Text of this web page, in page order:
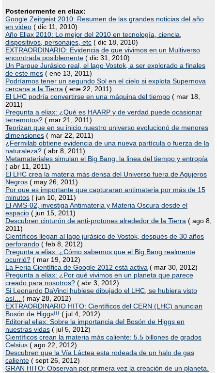
Posteriormente en eliax:
Google Zeitgeist 2010: Resumen de las grandes noticias del año
en video ( dic 11, 2010)
Año Eliax 2010: Lo mejor del 2010 en tecnología, ciencia,
dispositivos, personajes, etc ( dic 18, 2010)
EXTRAORDINARIO: Evidencia de que vivimos en un Multiverso
encontrada posiblemente ( dic 31, 2010)
Un Parque Jurásico real, el lago Vostok, a ser explorado a finales
de este mes ( ene 13, 2011)
Podríamos tener un segundo Sol en el cielo si explota Supernova
cercana a la Tierra ( ene 22, 2011)
El LHC podría convertirse en una máquina del tiempo ( mar 18,
2011)
Pregunta a eliax: ¿Qué es HAARP y de verdad puede ocasionar
terremotos? ( mar 21, 2011)
Teorizan que en su inicio nuestro universo evolucionó de menores
dimensiones ( mar 22, 2011)
¿Fermilab obtiene evidencia de una nueva partícula o fuerza de la
naturaleza? ( abr 8, 2011)
Metamateriales simulan el Big Bang, la linea del tiempo y entropía
( abr 11, 2011)
El LHC crea la materia más densa del Universo fuera de Agujeros
Negros ( may 26, 2011)
Por que es importante que capturaran antimateria por más de 15
minutos ( jun 10, 2011)
El AMS-02, investiga Antimateria y Materia Oscura desde el
espacio ( jun 15, 2011)
Descubren cinturón de anti-protones alrededor de la Tierra ( ago 8,
2011)
Científicos llegan al lago jurásico de Vostok, después de 30 años
perforando ( feb 8, 2012)
Pregunta a eliax: ¿Cómo sabemos que el Big Bang realmente
ocurrió? ( mar 19, 2012)
La Feria Científica de Google 2012 está activa ( mar 30, 2012)
Pregunta a eliax: ¿Por qué vivimos en un planeta que parece
creado para nosotros? ( abr 3, 2012)
Si Leonardo DaVinci hubiese dibujado el LHC, se hubiera visto
así... ( may 28, 2012)
EXTRAORDINARIO HITO: Científicos del CERN (LHC) anuncian
Bosón de Higgs!!! ( jul 4, 2012)
Editorial eliax: Sobre la importancia del Bosón de Higgs en
nuestras vidas ( jul 5, 2012)
Científicos crean la materia más caliente: 5.5 billones de grados
Celsius ( ago 22, 2012)
Descubren que la Vía Láctea esta rodeada de un halo de gas
caliente ( sept 26, 2012)
GRAN HITO: Observan por primera vez la creación de un planeta.